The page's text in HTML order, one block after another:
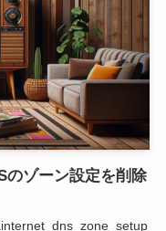
のゾーン設定を削除